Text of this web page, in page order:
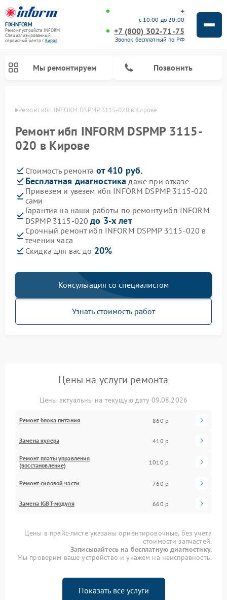
FIX-INFORM
Ремонт устройств INFORM
Специализированный
cервисный центр г.Киров
+
с 10:00 до 20:00
+7 (800) 302-71-75
Звонок бесплатный по РФ
Мы ремонтируем Позвонить
Ремонт ибп INFORM DSPMP 3115-020 в Кирове
Ремонт ибп INFORM DSPMP 3115-
020 в Кирове
Стоимость ремонта от 410 руб.
Бесплатная диагностика даже при отказе
Привезем и увезем ибп INFORM DSPMP 3115-020
сами
Гарантия на наши работы по ремонту ибп INFORM
DSPMP 3115-020до 3-х лет
Срочный ремонт ибп INFORM DSPMP 3115-020 в
течении часа
Скидка для вас до 20%
Консультация со специалистом
Узнать стоимость работ
Цены на услуги ремонта
Цены актуальны на текущую дату 09.08.2026
Ремонт блока питания 860 р
Замена кулера 410 р
Ремонт платы управления
(восстановление)
1010 р
Ремонт силовой части 760 р
Замена IGBT-модуля 660 р
Цены в прайс-листе указаны ориентировочные, без учета
стоимости запчастей.
Записывайтесь на бесплатную диагностику.
Мы проверим ваше устройство и укажем на неисправность.
Показать все услуги